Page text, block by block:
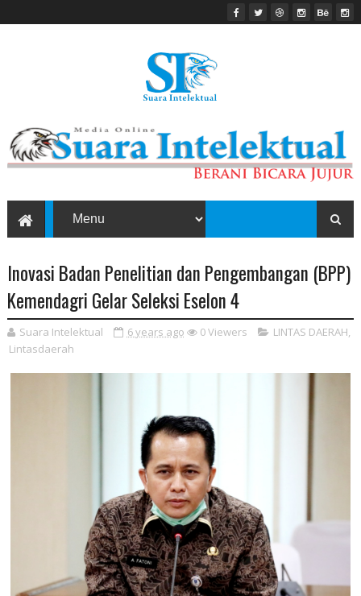
Inovasi Badan Penelitian dan Pengembangan (BPP)
Kemendagri Gelar Seleksi Eselon 4
Suara Intelektual 6 years ago 0Viewers LINTAS DAERAH,
Lintasdaerah